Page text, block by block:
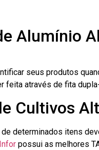
Alumínio
seus produtos
feita através de fita
Cultivos
determinados itens
possui as melhores